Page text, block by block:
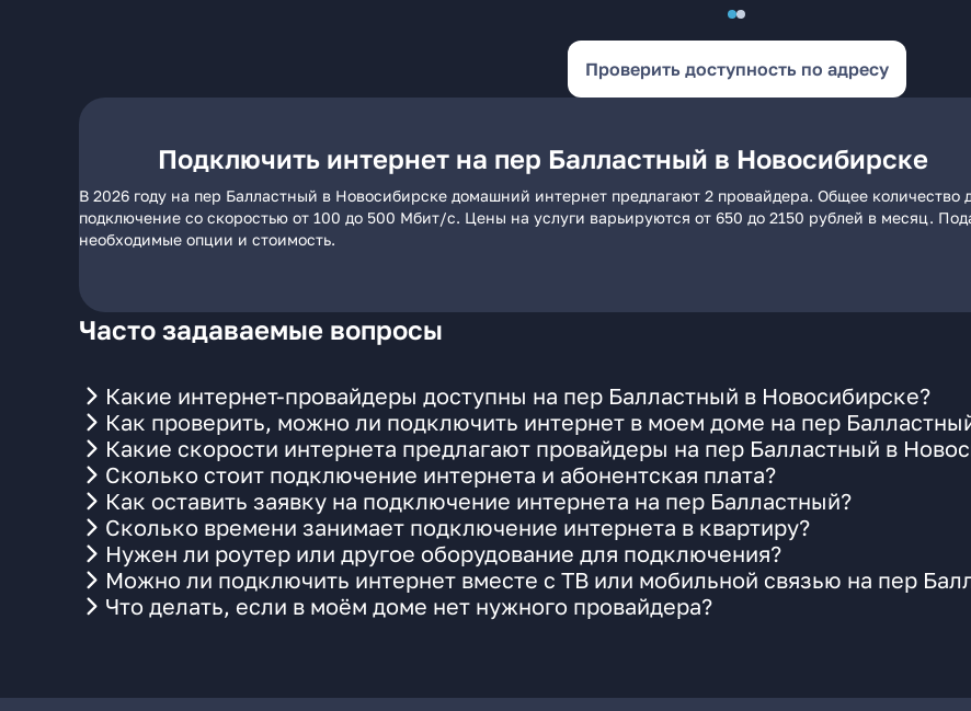
Проверить доступность по адресу
Подключить интернет на пер Балластный в Новосибирске
В 2026 году на пер Балластный в Новосибирске домашний интернет предлагают 2 провайдера. Общее
подключение со скоростью от 100 до 500 Мбит/с. Цены на услуги варьируются от 650 до 2150 рублей в месяц.
необходимые опции и стоимость.
Часто задаваемые вопросы
Какие интернет-провайдеры доступны на пер Балластный в Новосибирске?
Как проверить, можно ли подключить интернет в моем доме на пер
Какие скорости интернета предлагают провайдеры на пер Балластный в
Сколько стоит подключение интернета и абонентская плата?
Как оставить заявку на подключение интернета на пер Балластный?
Сколько времени занимает подключение интернета в квартиру?
Нужен ли роутер или другое оборудование для подключения?
Можно ли подключить интернет вместе с ТВ или мобильной связью на пер
Что делать, если в моём доме нет нужного провайдера?